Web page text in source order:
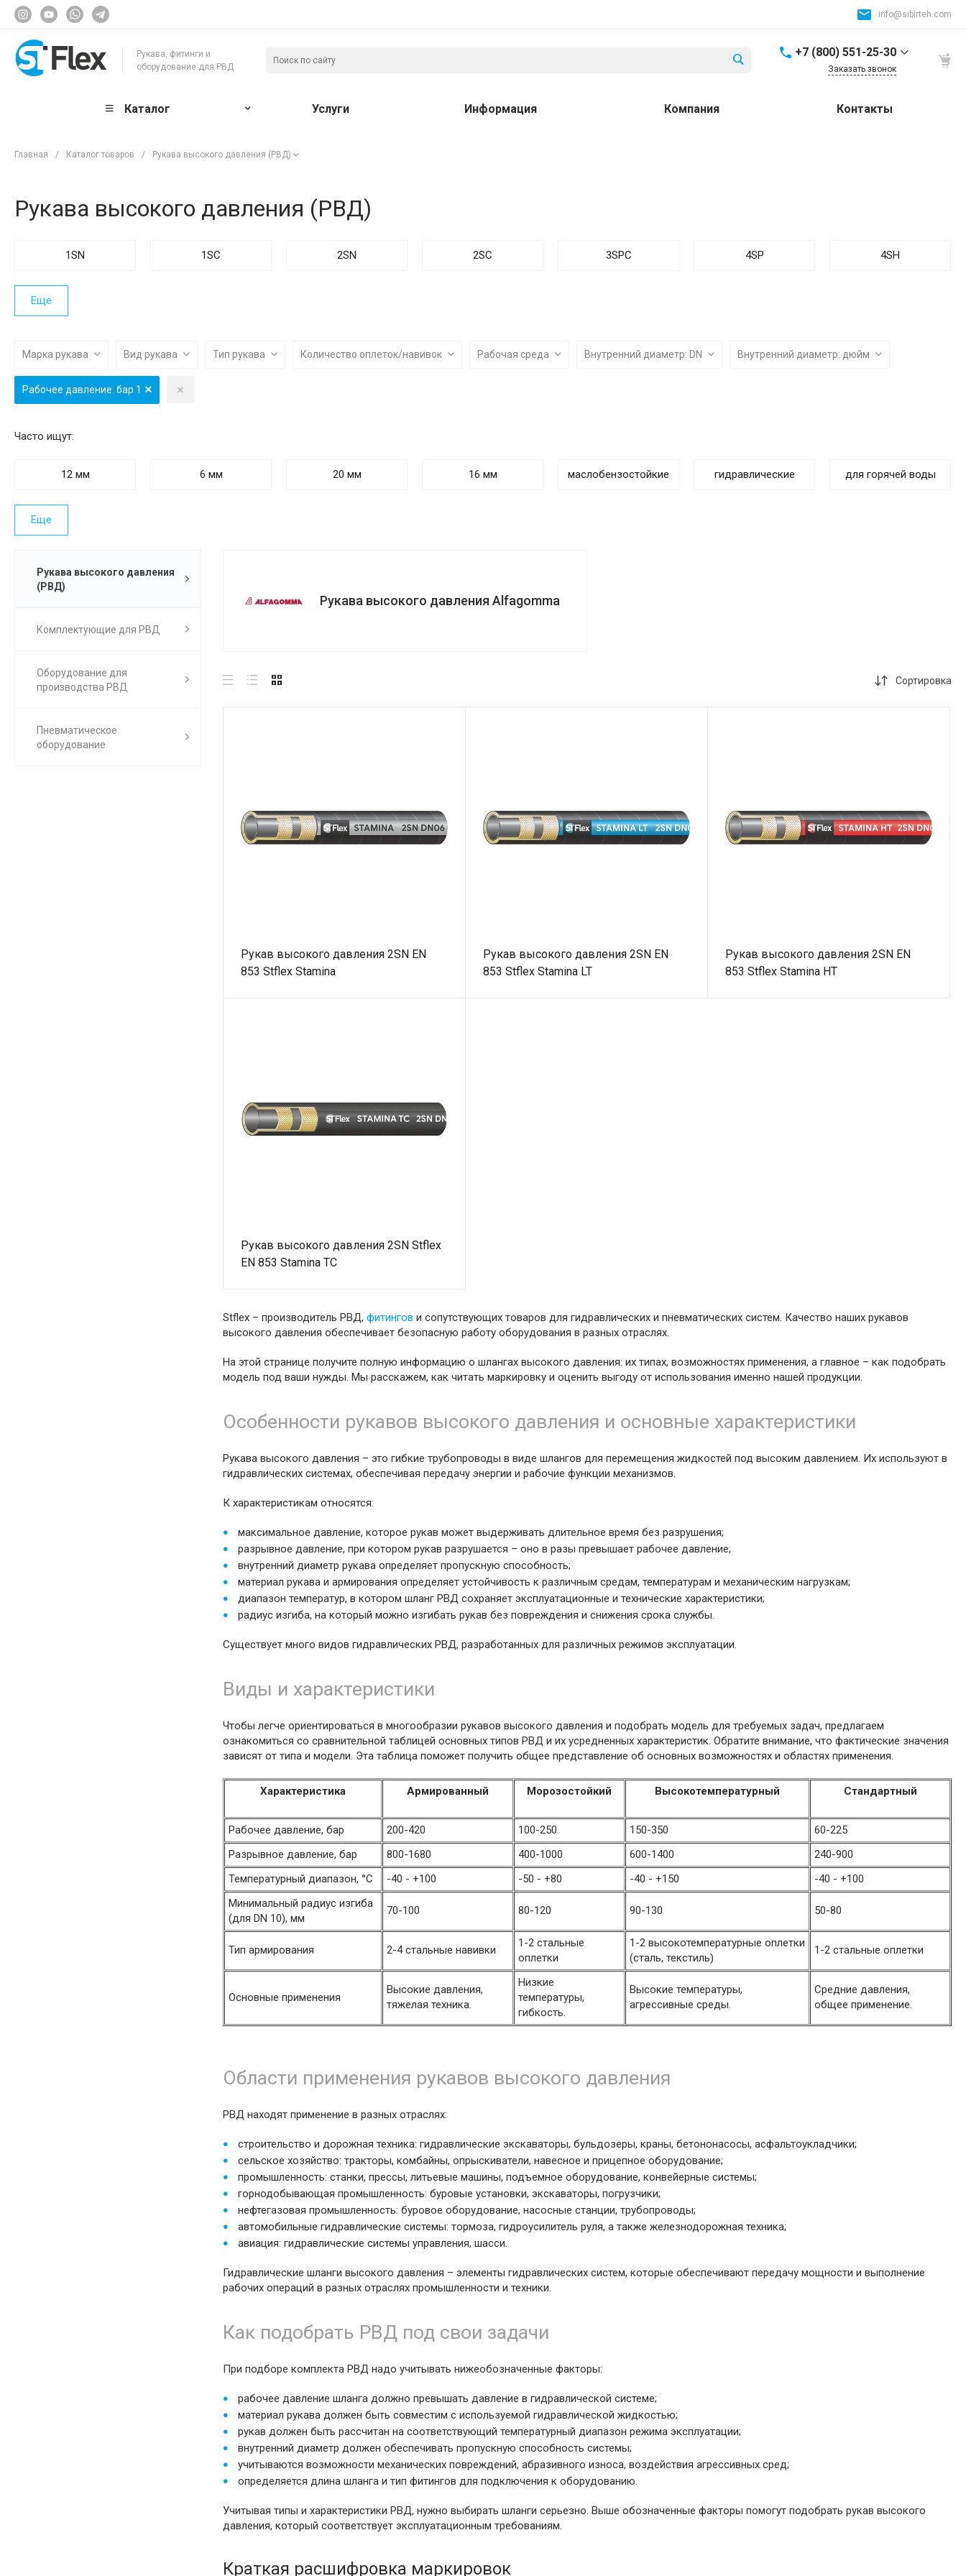
info@sibirteh.com
Рукава, фитинги и
оборудование для РВД
+7 (800) 551-25-30
Россия и СНГ
Заказать звонок
Каталог Услуги Информация Компания Контакты
Главная / Каталог товаров / Рукава высокого давления (РВД)
Рукава высокого давления (РВД)
1SN 1SC 2SN 2SC 3SPC 4SP 4SH
Еще
Марка рукава Вид рукава Тип рукава Количество оплеток/навивок Рабочая среда Внутренний диаметр: DN Внутренний диаметр: дюйм
Рабочее давление: бар 1
Часто ищут:
12 мм 6 мм 20 мм 16 мм маслобензостойкие гидравлические для горячей воды
Еще
Рукава высокого давления
(РВД)
Комплектующие для РВД
Оборудование для
производства РВД
Пневматическое
оборудование
Рукава высокого давления Alfagomma
Сортировка
Рукав высокого давления 2SN EN
853 Stflex Stamina
Рукав высокого давления 2SN EN
853 Stflex Stamina LT
Рукав высокого давления 2SN EN
853 Stflex Stamina HT
Рукав высокого давления 2SN Stflex
EN 853 Stamina TC
Stflex – производитель РВД, фитингов и сопутствующих товаров для гидравлических и пневматических систем. Качество наших рукавов
высокого давления обеспечивает безопасную работу оборудования в разных отраслях.
На этой странице получите полную информацию о шлангах высокого давления: их типах, возможностях применения, а главное – как подобрать
модель под ваши нужды. Мы расскажем, как читать маркировку и оценить выгоду от использования именно нашей продукции.
Особенности рукавов высокого давления и основные характеристики
Рукава высокого давления – это гибкие трубопроводы в виде шлангов для перемещения жидкостей под высоким давлением. Их используют в
гидравлических системах, обеспечивая передачу энергии и рабочие функции механизмов.
К характеристикам относятся:
максимальное давление, которое рукав может выдерживать длительное время без разрушения;
разрывное давление, при котором рукав разрушается – оно в разы превышает рабочее давление;
внутренний диаметр рукава определяет пропускную способность;
материал рукава и армирования определяет устойчивость к различным средам, температурам и механическим нагрузкам;
диапазон температур, в котором шланг РВД сохраняет эксплуатационные и технические характеристики;
радиус изгиба, на который можно изгибать рукав без повреждения и снижения срока службы.
Существует много видов гидравлических РВД, разработанных для различных режимов эксплуатации.
Виды и характеристики
Чтобы легче ориентироваться в многообразии рукавов высокого давления и подобрать модель для требуемых задач, предлагаем
ознакомиться со сравнительной таблицей основных типов РВД и их усредненных характеристик. Обратите внимание, что фактические значения
зависят от типа и модели. Эта таблица поможет получить общее представление об основных возможностях и областях применения.
Характеристика Армированный Морозостойкий Высокотемпературный Стандартный
Рабочее давление, бар 200-420 100-250 150-350
60-225
Разрывное давление, бар
800-1680 400-1000 600-1400
240-900
Температурный диапазон, °C
-40 - +100 -50 - +80 -40 - +150
-40 - +100
Минимальный радиус изгиба
(для DN 10), мм
70-100 80-120 90-130 50-80
Тип армирования 2-4 стальные навивки
1-2 стальные
оплетки
1-2 высокотемпературные оплетки
(сталь, текстиль)
1-2 стальные оплетки
Основные применения
Высокие давления,
тяжелая техника.
Низкие
температуры,
гибкость.
Высокие температуры,
агрессивные среды.
Средние давления,
общее применение.
Области применения рукавов высокого давления
РВД находят применение в разных отраслях:
строительство и дорожная техника: гидравлические экскаваторы, бульдозеры, краны, бетононасосы, асфальтоукладчики;
сельское хозяйство: тракторы, комбайны, опрыскиватели, навесное и прицепное оборудование;
промышленность: станки, прессы, литьевые машины, подъемное оборудование, конвейерные системы;
горнодобывающая промышленность: буровые установки, экскаваторы, погрузчики;
нефтегазовая промышленность: буровое оборудование, насосные станции, трубопроводы;
автомобильные гидравлические системы: тормоза, гидроусилитель руля, а также железнодорожная техника;
авиация: гидравлические системы управления, шасси.
Гидравлические шланги высокого давления – элементы гидравлических систем, которые обеспечивают передачу мощности и выполнение
рабочих операций в разных отраслях промышленности и техники.
Как подобрать РВД под свои задачи
При подборе комплекта РВД надо учитывать нижеобозначенные факторы:
рабочее давление шланга должно превышать давление в гидравлической системе;
материал рукава должен быть совместим с используемой гидравлической жидкостью;
рукав должен быть рассчитан на соответствующий температурный диапазон режима эксплуатации;
внутренний диаметр должен обеспечивать пропускную способность системы;
учитываются возможности механических повреждений, абразивного износа, воздействия агрессивных сред;
определяется длина шланга и тип фитингов для подключения к оборудованию.
Учитывая типы и характеристики РВД, нужно выбирать шланги серьезно. Выше обозначенные факторы помогут подобрать рукав высокого
давления, который соответствует эксплуатационным требованиям.
Краткая расшифровка маркировок